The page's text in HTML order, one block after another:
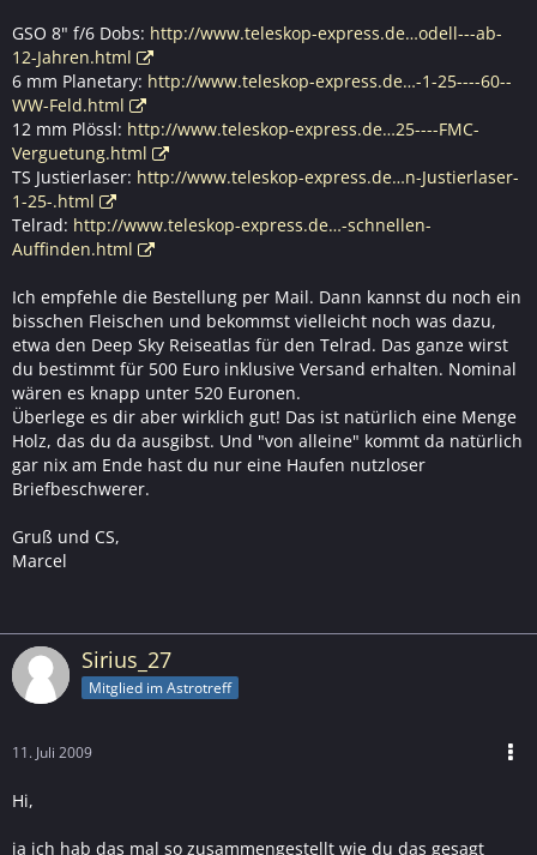
GSO 8" f/6 Dobs: http://www.teleskop-express.de…odell---ab-
12-Jahren.html
6 mm Planetary: http://www.teleskop-express.de…-1-25----60--
WW-Feld.html
12 mm Plössl: http://www.teleskop-express.de…25----FMC-
Verguetung.html
TS Justierlaser: http://www.teleskop-express.de…n-Justierlaser-
1-25-.html
Telrad: http://www.teleskop-express.de…-schnellen-
Auffinden.html
Ich empfehle die Bestellung per Mail. Dann kannst du noch ein
bisschen Fleischen und bekommst vielleicht noch was dazu,
etwa den Deep Sky Reiseatlas für den Telrad. Das ganze wirst
du bestimmt für 500 Euro inklusive Versand erhalten. Nominal
wären es knapp unter 520 Euronen.
Überlege es dir aber wirklich gut! Das ist natürlich eine Menge
Holz, das du da ausgibst. Und "von alleine" kommt da natürlich
gar nix am Ende hast du nur eine Haufen nutzloser
Briefbeschwerer.
Gruß und CS,
Marcel
Sirius_27
Mitglied im Astrotreff
11. Juli 2009
Hi,
ja ich hab das mal so zusammengestellt wie du das gesagt